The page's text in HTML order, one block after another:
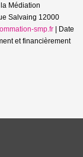
Médiation
Salvaing 12000
smp.fr | Date
et financièrement